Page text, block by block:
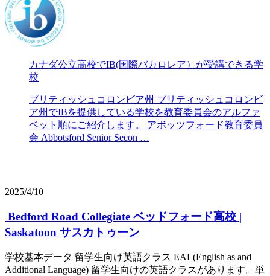
カナダ公立高校でIB(国際バカロレア）が受講できる学
校
ブリティッシュコロンビア州 ブリティッシュコロンビ
ア州でIBを提供している学校を教育委員会のアルファ
ベット順にご紹介します。 アボッツフォード教育委員
会 Abbotsford Senior Secon …
2025/4/10
Bedford Road Collegiate ベッドフォード高校 |
Saskatoon サスカトゥーン
学校基本データ 留学生向け英語クラス EAL(English as and
Additional Language) 留学生向けの英語クラスがあります。単